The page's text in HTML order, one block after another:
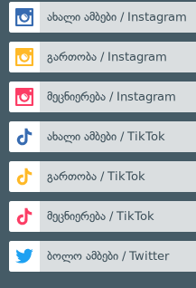
ახალი ამბები / Instagram
გართობა / Instagram
მეცნიერება / Instagram
ახალი ამბები / TikTok
გართობა / TikTok
მეცნიერება / TikTok
ბოლო ამბები / Twitter